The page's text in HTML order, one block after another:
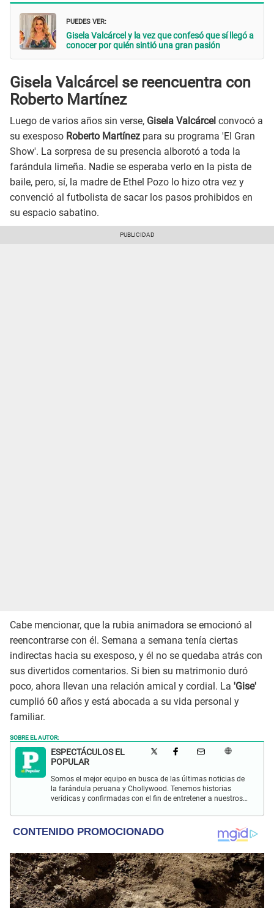
PUEDES VER:
Gisela Valcárcel y la vez que confesó que sí llegó a
conocer por quién sintió una gran pasión
Gisela Valcárcel se reencuentra con
Roberto Martínez
Luego de varios años sin verse, Gisela Valcárcel convocó a
su exesposo Roberto Martínez para su programa 'El Gran
Show'. La sorpresa de su presencia alborotó a toda la
farándula limeña. Nadie se esperaba verlo en la pista de
baile, pero, sí, la madre de Ethel Pozo lo hizo otra vez y
convenció al futbolista de sacar los pasos prohibidos en
su espacio sabatino.
Cabe mencionar, que la rubia animadora se emocionó al
reencontrarse con él. Semana a semana tenía ciertas
indirectas hacia su exesposo, y él no se quedaba atrás con
sus divertidos comentarios. Si bien su matrimonio duró
poco, ahora llevan una relación amical y cordial. La 'Gise'
cumplió 60 años y está abocada a su vida personal y
familiar.
SOBRE EL AUTOR:
ESPECTÁCULOS EL
POPULAR
Somos el mejor equipo en busca de las últimas noticias de
la farándula peruana y Chollywood. Tenemos historias
verídicas y confirmadas con el fin de entretener a nuestros